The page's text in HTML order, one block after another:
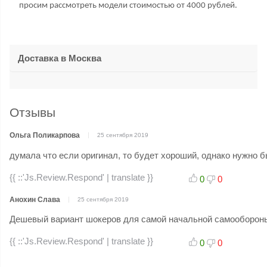
просим рассмотреть модели стоимостью от 4000 рублей.
Доставка в Москва
Отзывы
Ольга Поликарпова 25 сентября 2019
думала что если оригинал, то будет хороший, однако нужно
{{ ::'Js.Review.Respond' | translate }} 0 0
Анохин Слава 25 сентября 2019
Дешевый вариант шокеров для самой начальной
{{ ::'Js.Review.Respond' | translate }} 0 0